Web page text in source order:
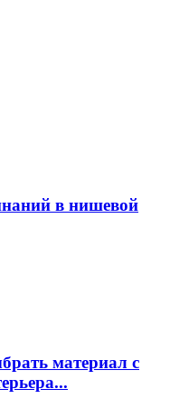
в нишевой
материал с